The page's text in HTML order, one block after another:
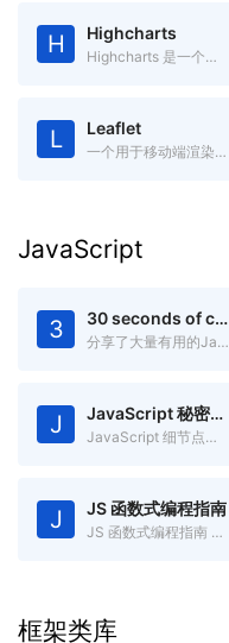
H Highcharts
Highcharts 是一个用纯JavaScript编写的一个图表库，兼容IE6+
L Leaflet
一个用于移动端渲染交互式地图开源JavaScript库
JavaScript
3 30 seconds of code
分享了大量有用的Javascript片段,你可以在30秒或更少时间中理解
J JavaScript 秘密花园
JavaScript 细节点分析
J JS 函数式编程指南
JS 函数式编程指南 gitbook电子书
框架类库